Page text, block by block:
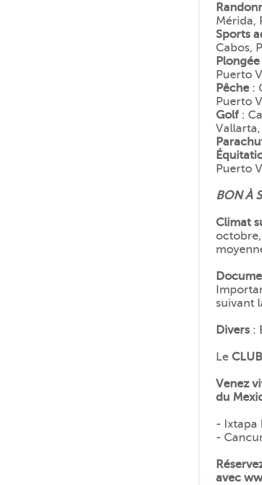
Mérida,
Sports
Cabos,
Plongée
Puerto
Pêche :
Puerto
Golf:
Puerto
BON À
Climat
suivant
Divers :
Le
Venez
du
- Ixtapa
-
avec